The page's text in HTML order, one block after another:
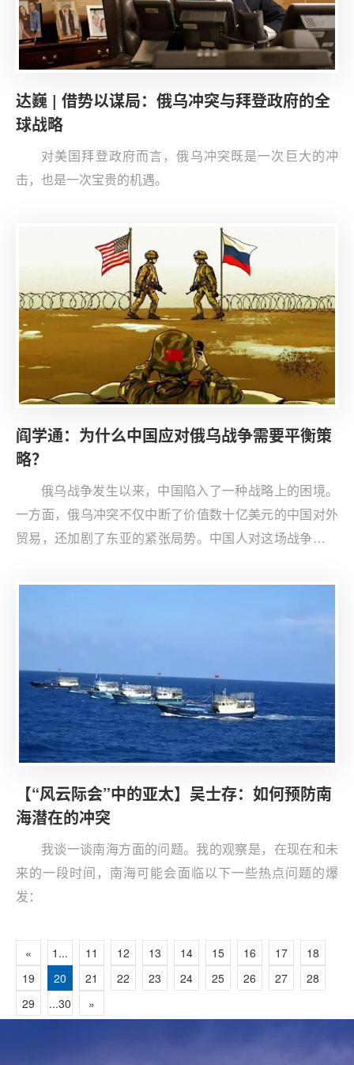
达巍 | 借势以谋局：俄乌冲突与拜登政府的全
球战略
对美国拜登政府而言，俄乌冲突既是一次巨大的冲
击，也是一次宝贵的机遇。
阎学通：为什么中国应对俄乌战争需要平衡策
略？
俄乌战争发生以来，中国陷入了一种战略上的困境。
一方面，俄乌冲突不仅中断了价值数十亿美元的中国对外
贸易，还加剧了东亚的紧张局势。中国人对这场战争的态
国，正是美国支持北约的扩张才激怒了俄罗斯，同时也担
【“风云际会”中的亚太】吴士存：如何预防南
海潜在的冲突
我谈一谈南海方面的问题。我的观察是，在现在和未
来的一段时间，南海可能会面临以下一些热点问题的爆
发：
« 1... 11 12 13 14 15 16 17
18
19
20 21 22 23 24 25 26 27
28
29
...30 »